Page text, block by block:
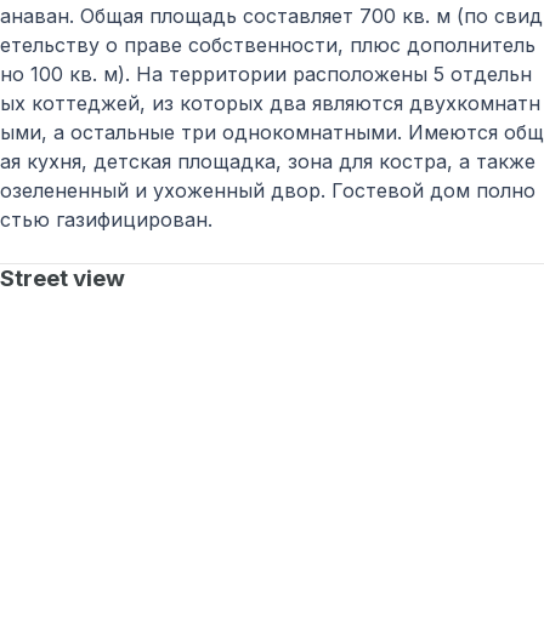
анаван. Общая площадь составляет 700 кв. м (по свид
етельству о праве собственности, плюс дополнитель
но 100 кв. м). На территории расположены 5 отдельн
ых коттеджей, из которых два являются двухкомнатн
ыми, а остальные три однокомнатными. Имеются общ
ая кухня, детская площадка, зона для костра, а также
озелененный и ухоженный двор. Гостевой дом полно
стью газифицирован.
Street view